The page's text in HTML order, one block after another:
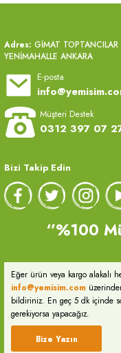
Adres: GİMAT
YENİMAHALLE ANKARA
E-posta
Müşteri Destek
0312 397 07
Bizi Takip Edin
‘’%100
Eğer ürün veya kargo alakalı
info@yemisim.com
bildiriniz. En geç 5 dk içinde
gerekiyorsa yapacağız.
Bize Yazın